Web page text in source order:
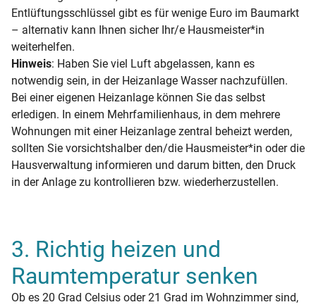
Entlüftungsschlüssel gibt es für wenige Euro im Baumarkt
– alternativ kann Ihnen sicher Ihr/e Hausmeister*in
weiterhelfen.
Hinweis: Haben Sie viel Luft abgelassen, kann es
notwendig sein, in der Heizanlage Wasser nachzufüllen.
Bei einer eigenen Heizanlage können Sie das selbst
erledigen. In einem Mehrfamilienhaus, in dem mehrere
Wohnungen mit einer Heizanlage zentral beheizt werden,
sollten Sie vorsichtshalber den/die Hausmeister*in oder die
Hausverwaltung informieren und darum bitten, den Druck
in der Anlage zu kontrollieren bzw. wiederherzustellen.
3. Richtig heizen und
Raumtemperatur senken
Ob es 20 Grad Celsius oder 21 Grad im Wohnzimmer sind,